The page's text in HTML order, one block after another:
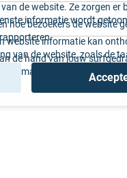
de website. Ze zorgen er
informatie wordt
hoe bezoekers de website
website informatie kan
van de website, zoals de
de hand van jouw
op maat gemaakte content